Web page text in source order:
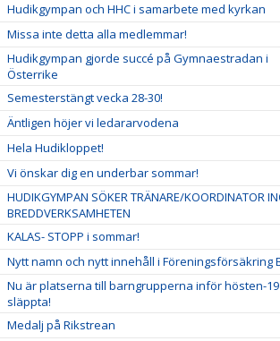
Hudikgympan och HHC i samarbete med kyrkan
Missa inte detta alla medlemmar!
Hudikgympan gjorde succé på Gymnaestradan i
Österrike
Semesterstängt vecka 28-30!
Äntligen höjer vi ledararvodena
Hela Hudikloppet!
Vi önskar dig en underbar sommar!
HUDIKGYMPAN SÖKER TRÄNARE/KOORDINATOR
BREDDVERKSAMHETEN
KALAS- STOPP i sommar!
Nytt namn och nytt innehåll i Föreningsförsäkring
Nu är platserna till barngrupperna inför hösten-19
släppta!
Medalj på Rikstrean